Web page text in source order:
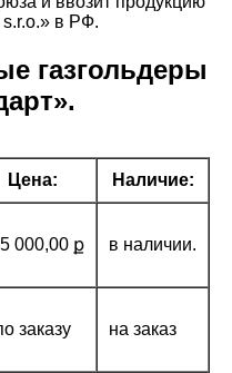
в РФ.
газгольдеры
Цена: Наличие:
000,00 ք в наличии.
заказу на заказ